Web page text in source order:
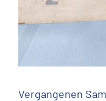
Vergangenen